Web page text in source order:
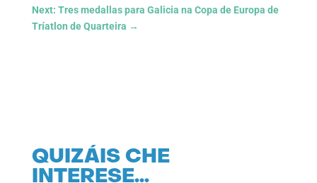
Next: Tres medallas para Galicia na Copa de Europa de
Tríatlon de Quarteira →
QUIZÁIS CHE
INTERESE…